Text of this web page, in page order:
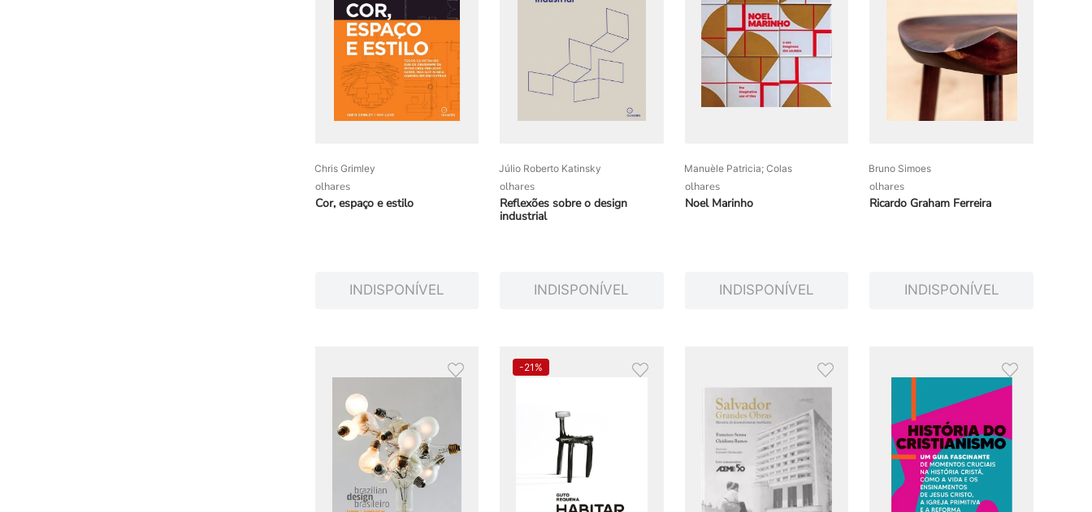
Chris Grimley
olhares
Cor, espaço e estilo
INDISPONÍVEL
Júlio Roberto Katinsky
olhares
Reflexões sobre o design
industrial
INDISPONÍVEL
Manuèle Patricia; Colas
olhares
Noel Marinho
INDISPONÍVEL
Bruno Simoes
olhares
Ricardo Graham Ferreira
INDISPONÍVEL
-21%